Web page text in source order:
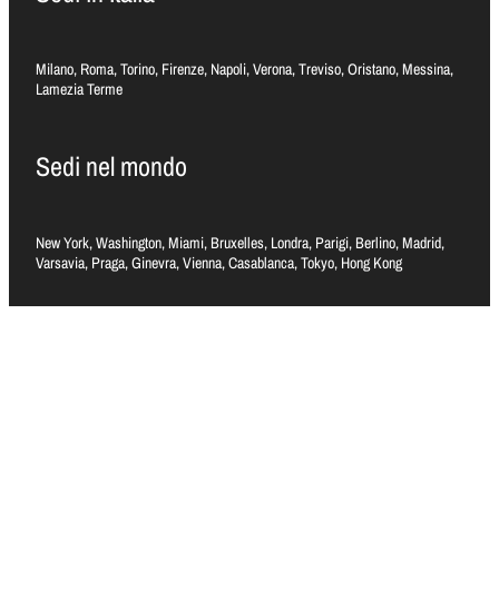
Milano, Roma, Torino, Firenze, Napoli, Verona, Treviso, Oristano, Messina,
Lamezia Terme
Sedi nel mondo
New York, Washington, Miami, Bruxelles, Londra, Parigi, Berlino, Madrid,
Varsavia, Praga, Ginevra, Vienna, Casablanca, Tokyo, Hong Kong